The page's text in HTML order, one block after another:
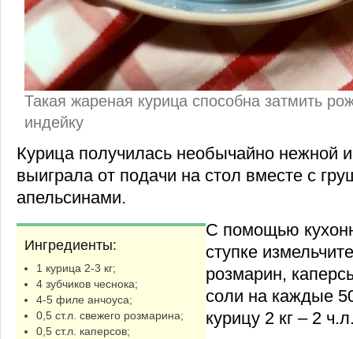
Такая жареная курица способна затмить
индейку
Курица получилась необычайно нежной
выиграла от подачи на стол вместе с
апельсинами.
Ингредиенты:
1 курица 2-3 кг;
4 зубчиков чеснока;
4-5 филе анчоуса;
0,5 ст.л. свежего розмарина;
0,5 ст.л. каперсов;
С помощью
ступке
розмарин,
соли на каждые
курицу 2 кг – 2